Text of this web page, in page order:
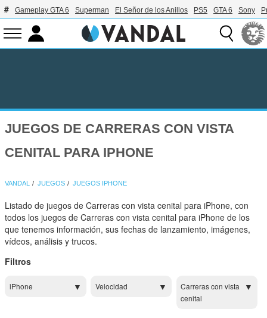
Gameplay GTA 6 Superman El Señor de los Anillos PS5 GTA 6 Sony
JUEGOS DE CARRERAS CON VISTA
CENITAL PARA IPHONE
VANDAL JUEGOS JUEGOS IPHONE
Listado de juegos de Carreras con vista cenital para iPhone, con
todos los juegos de Carreras con vista cenital para iPhone de los
que tenemos información, sus fechas de lanzamiento, imágenes,
vídeos, análisis y trucos.
Filtros
iPhone Velocidad
Carreras con vista
cenital